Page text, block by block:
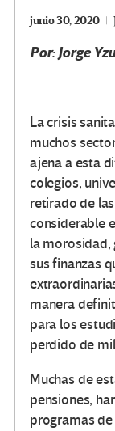
junio 30, 2020
Por: Jorge
La crisis
muchos
ajena a esta
colegios,
retirado de
considerable
la morosidad,
sus finanzas
manera
para los
perdido de
Muchas de
pensiones,
programas